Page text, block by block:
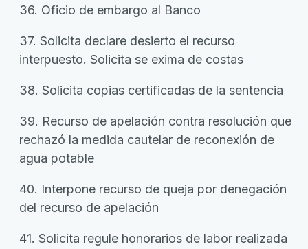
36. Oficio de embargo al Banco
37. Solicita declare desierto el recurso
interpuesto. Solicita se exima de costas
38. Solicita copias certificadas de la sentencia
39. Recurso de apelación contra resolución que
rechazó la medida cautelar de reconexión de
agua potable
40. Interpone recurso de queja por denegación
del recurso de apelación
41. Solicita regule honorarios de labor realizada